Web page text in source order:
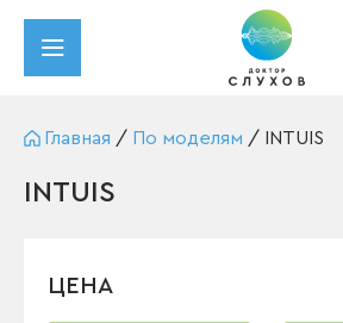
Главная / По моделям / INTUIS
INTUIS
ЦЕНА